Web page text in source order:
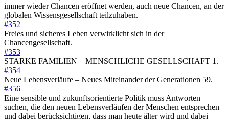
immer wieder Chancen eröffnet werden, auch neue Chancen, an der
globalen Wissensgesellschaft teilzuhaben.
#352
Freies und sicheres Leben verwirklicht sich in der
Chancengesellschaft.
#353
STARKE FAMILIEN – MENSCHLICHE GESELLSCHAFT 1.
#354
Neue Lebensverläufe – Neues Miteinander der Generationen 59.
#356
Eine sensible und zukunftsorientierte Politik muss Antworten
suchen, die den neuen Lebensverläufen der Menschen entsprechen
und dabei berücksichtigen, dass man heute älter wird und dabei